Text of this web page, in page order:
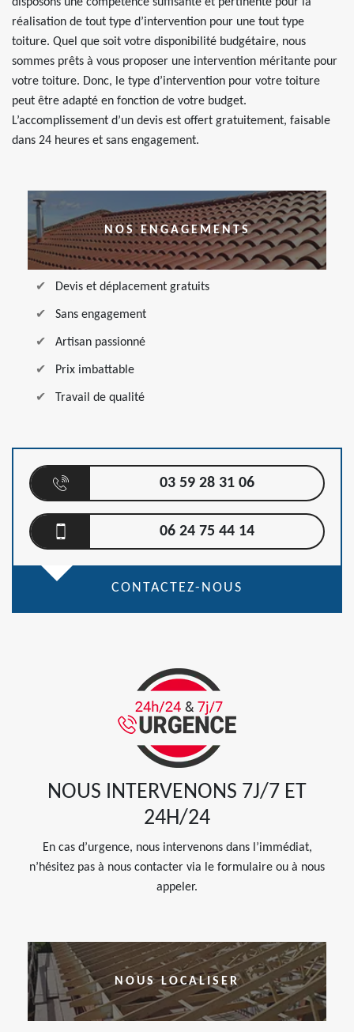
réalisation de tout type d’intervention pour une tout type
toiture. Quel que soit votre disponibilité budgétaire, nous
sommes prêts à vous proposer une intervention méritante pour
votre toiture. Donc, le type d’intervention pour votre toiture
peut être adapté en fonction de votre budget.
L’accomplissement d’un devis est offert gratuitement, faisable
dans 24 heures et sans engagement.
NOS ENGAGEMENTS
Devis et déplacement gratuits
Sans engagement
Artisan passionné
Prix imbattable
Travail de qualité
03 59 28 31 06
06 24 75 44 14
CONTACTEZ-NOUS
NOUS INTERVENONS 7J/7 ET
24H/24
En cas d’urgence, nous intervenons dans l’immédiat,
n’hésitez pas à nous contacter via le formulaire ou à nous
appeler.
NOUS LOCALISER